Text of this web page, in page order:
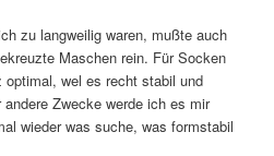
zu langweilig waren, mußte auch
Maschen rein. Für Socken
wel es recht stabil und
Zwecke werde ich es mir
wieder was suche, was formstabil